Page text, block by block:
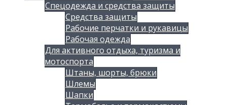
Спецодежда и средства защиты
Средства защиты
Рабочие перчатки и рукавицы
Рабочая одежда
Для активного отдыха, туризма и
мотоспорта
Штаны, шорты, брюки
Шлемы
Шапки